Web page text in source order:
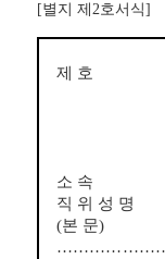
[별지 제2호서식]
제 호
소 속
직 위 성 명
(본 문)
……………